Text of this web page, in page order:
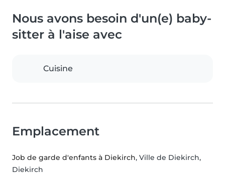
Nous avons besoin d'un(e) baby-
sitter à l'aise avec
Cuisine
Emplacement
Job de garde d'enfants à Diekirch, Ville de Diekirch,
Diekirch